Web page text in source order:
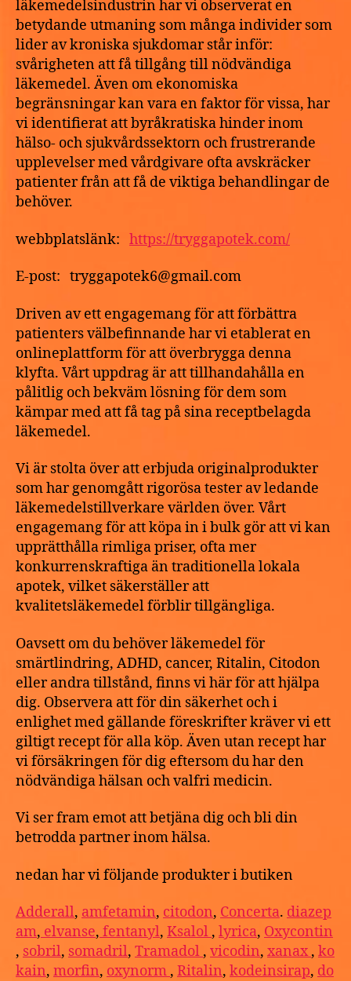
med
leverans
nästa
dag
läkemedelsindustrin har vi observerat en
betydande utmaning som många individer som
lider av kroniska sjukdomar står inför:
svårigheten att få tillgång till nödvändiga
läkemedel. Även om ekonomiska
begränsningar kan vara en faktor för vissa, har
vi identifierat att byråkratiska hinder inom
hälso- och sjukvårdssektorn och frustrerande
upplevelser med vårdgivare ofta avskräcker
patienter från att få de viktiga behandlingar de
behöver.
webbplatslänk: https://tryggapotek.com/
E-post: tryggapotek6@gmail.com
Driven av ett engagemang för att förbättra
patienters välbefinnande har vi etablerat en
onlineplattform för att överbrygga denna
klyfta. Vårt uppdrag är att tillhandahålla en
pålitlig och bekväm lösning för dem som
kämpar med att få tag på sina receptbelagda
läkemedel.
Vi är stolta över att erbjuda originalprodukter
som har genomgått rigorösa tester av ledande
läkemedelstillverkare världen över. Vårt
engagemang för att köpa in i bulk gör att vi kan
upprätthålla rimliga priser, ofta mer
konkurrenskraftiga än traditionella lokala
apotek, vilket säkerställer att
kvalitetsläkemedel förblir tillgängliga.
Oavsett om du behöver läkemedel för
smärtlindring, ADHD, cancer, Ritalin, Citodon
eller andra tillstånd, finns vi här för att hjälpa
dig. Observera att för din säkerhet och i
enlighet med gällande föreskrifter kräver vi ett
giltigt recept för alla köp. Även utan recept har
vi försäkringen för dig eftersom du har den
nödvändiga hälsan och valfri medicin.
Vi ser fram emot att betjäna dig och bli din
betrodda partner inom hälsa.
nedan har vi följande produkter i butiken
Adderall, amfetamin, citodon, Concerta. diazep
am, elvanse, fentanyl, Ksalol , lyrica, Oxycontin
, sobril, somadril, Tramadol , vicodin, xanax, ko
kain, morfin, oxynorm , Ritalin, kodeinsirap, do